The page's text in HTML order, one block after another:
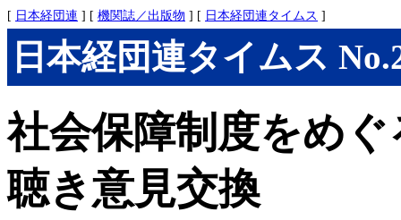
[ 日本経団連 ] [ 機関誌／出版物 ] [ 日本経団連タイムス ]
日本経団連タイムス
社会保障制度をめ
聴き意見交換